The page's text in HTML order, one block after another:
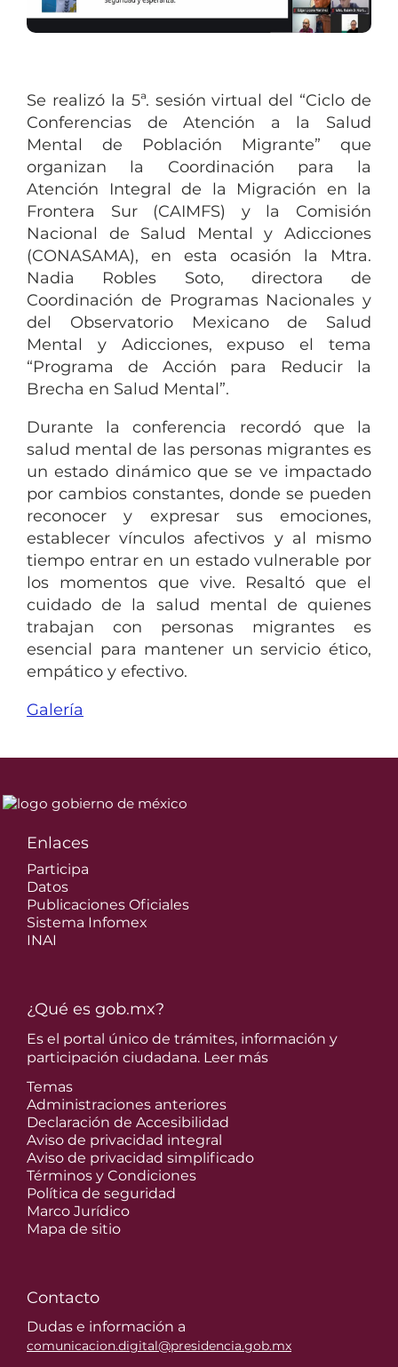
Se realizó la 5ª. sesión virtual del “Ciclo de
Conferencias de Atención a la Salud
Mental de Población Migrante” que
organizan la Coordinación para la
Atención Integral de la Migración en la
Frontera Sur (CAIMFS) y la Comisión
Nacional de Salud Mental y Adicciones
(CONASAMA), en esta ocasión la Mtra.
Nadia Robles Soto, directora de
Coordinación de Programas Nacionales y
del Observatorio Mexicano de Salud
Mental y Adicciones, expuso el tema
“Programa de Acción para Reducir la
Brecha en Salud Mental”.
Durante la conferencia recordó que la
salud mental de las personas migrantes es
un estado dinámico que se ve impactado
por cambios constantes, donde se pueden
reconocer y expresar sus emociones,
establecer vínculos afectivos y al mismo
tiempo entrar en un estado vulnerable por
los momentos que vive. Resaltó que el
cuidado de la salud mental de quienes
trabajan con personas migrantes es
esencial para mantener un servicio ético,
empático y efectivo.
Galería
Enlaces
Participa
Datos
Publicaciones Oficiales
Sistema Infomex
INAI
¿Qué es gob.mx?
Es el portal único de trámites, información y
participación ciudadana. Leer más
Temas
Administraciones anteriores
Declaración de Accesibilidad
Aviso de privacidad integral
Aviso de privacidad simplificado
Términos y Condiciones
Política de seguridad
Marco Jurídico
Mapa de sitio
Contacto
Dudas e información a
comunicacion.digital@presidencia.gob.mx